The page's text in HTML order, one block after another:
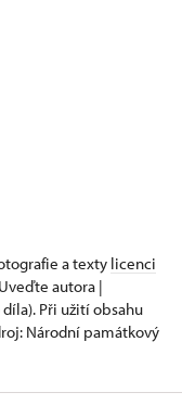
a texty licenci
autora |
Při užití obsahu
Národní památkový